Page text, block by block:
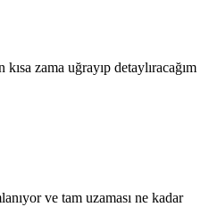
zama uğrayıp detaylıracağım
ve tam uzaması ne kadar